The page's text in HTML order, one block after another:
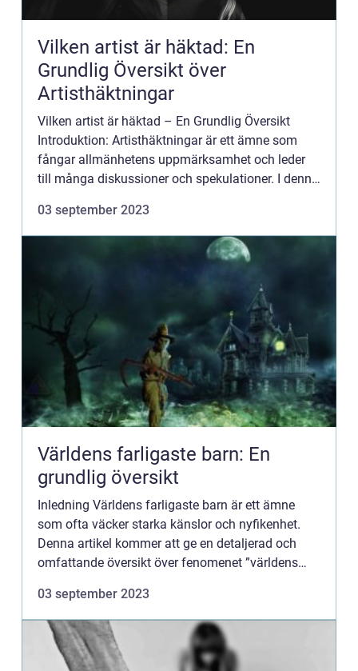
Vilken artist är häktad: En
Grundlig Översikt över
Artisthäktningar
Vilken artist är häktad – En Grundlig Översikt
Introduktion: Artisthäktningar är ett ämne som
fångar allmänhetens uppmärksamhet och leder
till många diskussioner och spekulationer. I denna
högkvalitat...
03 september 2023
Världens farligaste barn: En
grundlig översikt
Inledning Världens farligaste barn är ett ämne
som ofta väcker starka känslor och nyfikenhet.
Denna artikel kommer att ge en detaljerad och
omfattande översikt över fenomenet ”världens
03 september 2023